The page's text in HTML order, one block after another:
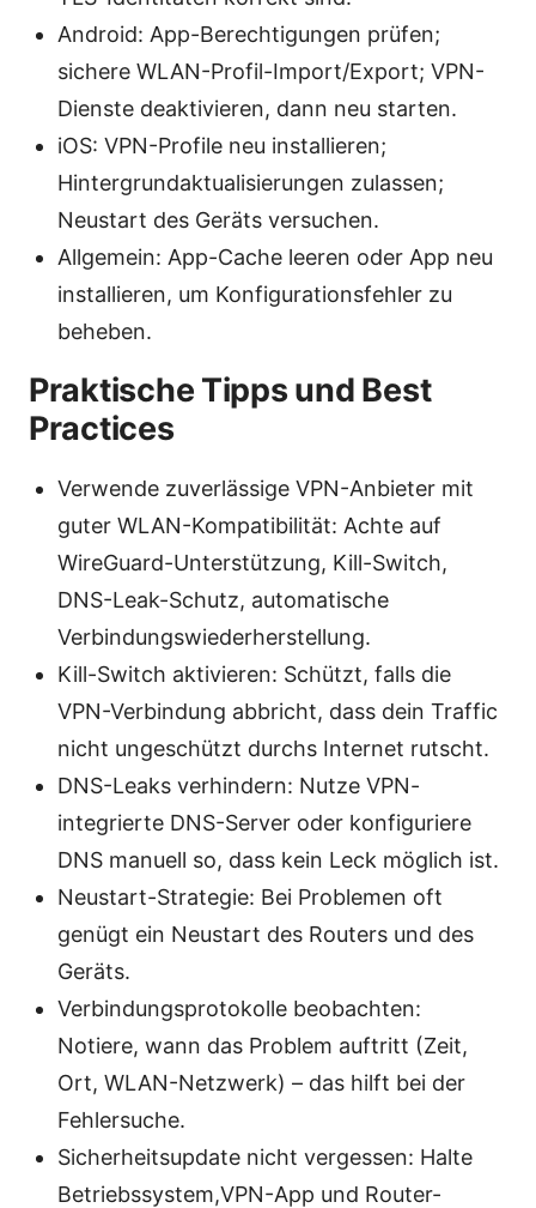
Android: App-Berechtigungen prüfen;
sichere WLAN-Profil-Import/Export; VPN-
Dienste deaktivieren, dann neu starten.
iOS: VPN-Profile neu installieren;
Hintergrundaktualisierungen zulassen;
Neustart des Geräts versuchen.
Allgemein: App-Cache leeren oder App neu
installieren, um Konfigurationsfehler zu
beheben.
Praktische Tipps und Best
Practices
Verwende zuverlässige VPN-Anbieter mit
guter WLAN-Kompatibilität: Achte auf
WireGuard-Unterstützung, Kill-Switch,
DNS-Leak-Schutz, automatische
Verbindungswiederherstellung.
Kill-Switch aktivieren: Schützt, falls die
VPN-Verbindung abbricht, dass dein Traffic
nicht ungeschützt durchs Internet rutscht.
DNS-Leaks verhindern: Nutze VPN-
integrierte DNS-Server oder konfiguriere
DNS manuell so, dass kein Leck möglich ist.
Neustart-Strategie: Bei Problemen oft
genügt ein Neustart des Routers und des
Geräts.
Verbindungsprotokolle beobachten:
Notiere, wann das Problem auftritt (Zeit,
Ort, WLAN-Netzwerk) – das hilft bei der
Fehlersuche.
Sicherheitsupdate nicht vergessen: Halte
Betriebssystem,VPN-App und Router-